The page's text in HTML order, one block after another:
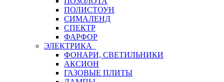
ПОЛИСТОУН
СИМАЛЕНД
СПЕКТР
ФАРФОР
ЭЛЕКТРИКА
ФОНАРИ, СВЕТИЛЬНИКИ
АКСИОН
ГАЗОВЫЕ ПЛИТЫ